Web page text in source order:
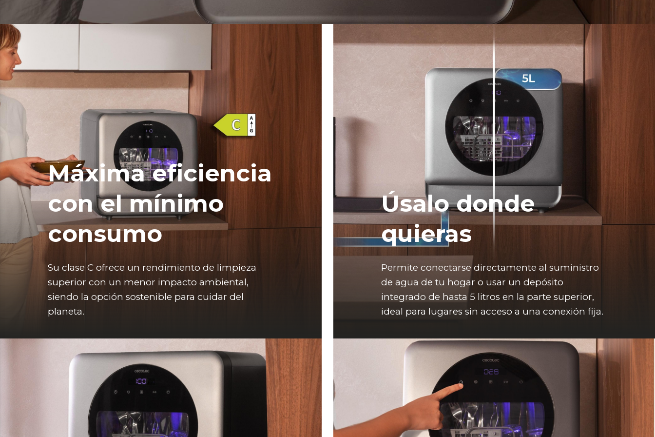
Máxima eficiencia
con el mínimo
consumo
Su clase C ofrece un rendimiento de limpieza
superior con un menor impacto ambiental,
siendo la opción sostenible para cuidar del
planeta.
Úsalo donde
quieras
Permite conectarse directamente al suministro
de agua de tu hogar o usar un depósito
integrado de hasta 5 litros en la parte superior,
ideal para lugares sin acceso a una conexión fija.